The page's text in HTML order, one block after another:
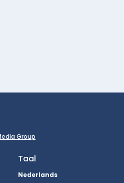
Group
Taal
Nederlands